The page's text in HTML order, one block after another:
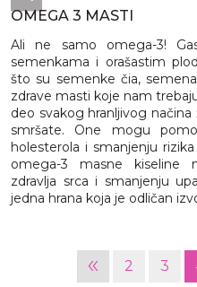
OMEGA 3 MASTI
Ali ne samo omega-3!
semenkama i orašastim
što su semenke čia,
zdrave masti koje nam
deo svakog hranljivog
smršate. One mogu
holesterola i smanjenju
omega-3 masne kiseline
zdravlja srca i smanjenju
jedna hrana koja je odličan
« 2 3